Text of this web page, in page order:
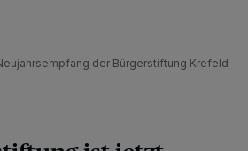
der Bürgerstiftung Krefeld